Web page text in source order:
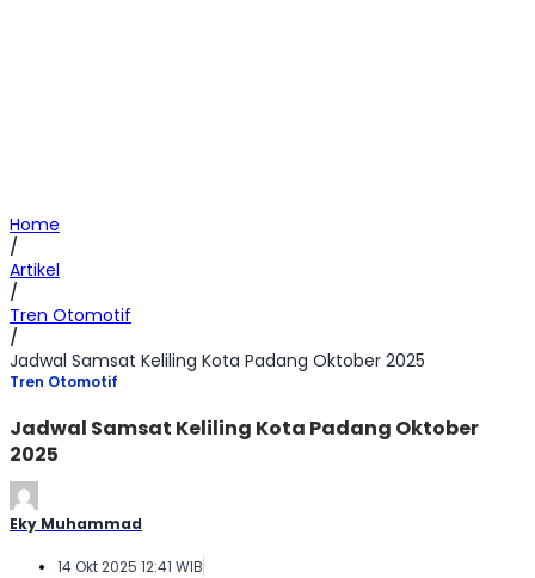
Home
/
Artikel
/
Tren Otomotif
/
Jadwal Samsat Keliling Kota Padang Oktober 2025
Tren Otomotif
Jadwal Samsat Keliling Kota Padang Oktober
2025
Eky Muhammad
14 Okt 2025 12:41 WIB